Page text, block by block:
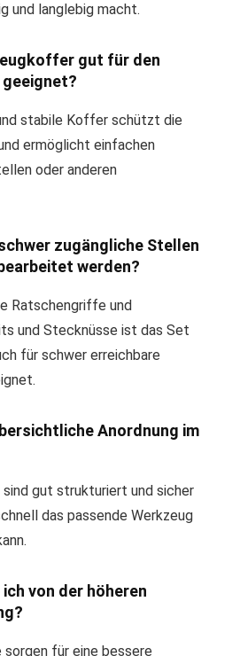
und langlebig macht.
gut für den
stabile Koffer schützt die
ermöglicht einfachen
oder anderen
zugängliche Stellen
werden?
Ratschengriffe und
und Stecknüsse ist das Set
für schwer erreichbare
Anordnung im
sind gut strukturiert und sicher
das passende Werkzeug
von der höheren
für eine bessere